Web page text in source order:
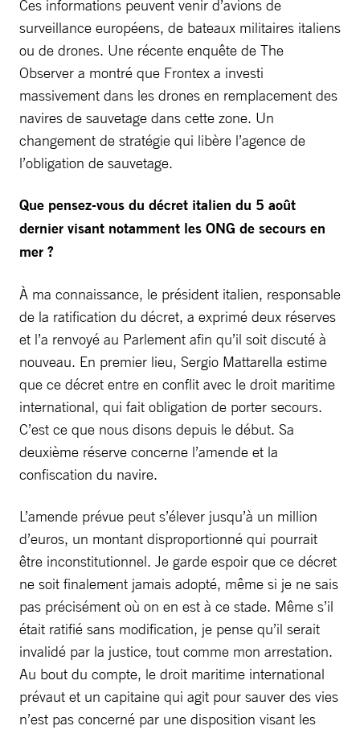
Ces informations peuvent venir d’avions de
surveillance européens, de bateaux militaires italiens
ou de drones. Une récente enquête de The
Observer a montré que Frontex a investi
massivement dans les drones en remplacement des
navires de sauvetage dans cette zone. Un
changement de stratégie qui libère l’agence de
l’obligation de sauvetage.
Que pensez-vous du décret italien du 5 août
dernier visant notamment les ONG de secours en
mer ?
À ma connaissance, le président italien, responsable
de la ratification du décret, a exprimé deux réserves
et l’a renvoyé au Parlement afin qu’il soit discuté à
nouveau. En premier lieu, Sergio Mattarella estime
que ce décret entre en conflit avec le droit maritime
international, qui fait obligation de porter secours.
C’est ce que nous disons depuis le début. Sa
deuxième réserve concerne l’amende et la
confiscation du navire.
L’amende prévue peut s’élever jusqu’à un million
d’euros, un montant disproportionné qui pourrait
être inconstitutionnel. Je garde espoir que ce décret
ne soit finalement jamais adopté, même si je ne sais
pas précisément où on en est à ce stade. Même s’il
était ratifié sans modification, je pense qu’il serait
invalidé par la justice, tout comme mon arrestation.
Au bout du compte, le droit maritime international
prévaut et un capitaine qui agit pour sauver des vies
n’est pas concerné par une disposition visant les